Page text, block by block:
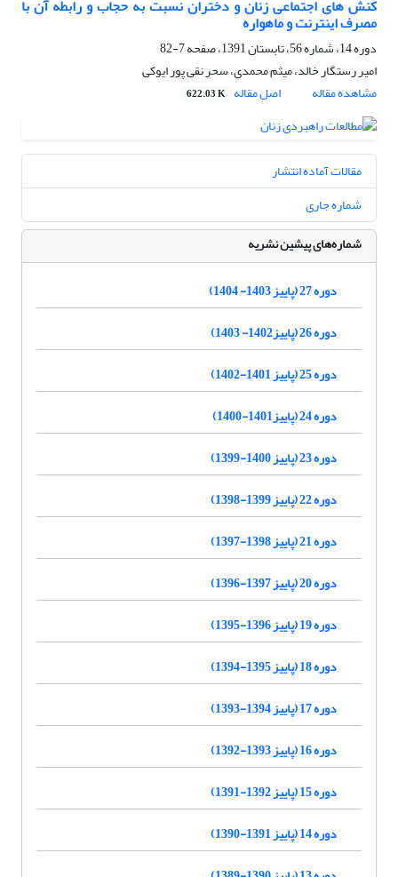
کنش های اجتماعی زنان و دختران نسبت به حجاب و رابطه آن با
مصرف اینترنت و ماهواره
دوره 14، شماره 56، تابستان 1391، صفحه
7-82
امیر رستگار خالد، میثم محمدی، سحر نقی پور ایوکی
مشاهده مقاله
اصل مقاله 622.03 K
مقالات آماده انتشار
شماره جاری
شماره‌های پیشین نشریه
دوره 27 (پاییز 1403- 1404)
دوره 26 (پاییز1402- 1403)
دوره 25 (پاییز 1401-1402)
دوره 24 (پاییز1401-1400)
دوره 23 (پاییز 1400-1399)
دوره 22 (پاییز 1399-1398)
دوره 21 (پاییز 1398-1397)
دوره 20 (پاییز 1397-1396)
دوره 19 (پاییز 1396-1395)
دوره 18 (پاییز 1395-1394)
دوره 17 (پاییز 1394-1393)
دوره 16 (پاییز 1393-1392)
دوره 15 (پاییز 1392-1391)
دوره 14 (پاییز 1391-1390)